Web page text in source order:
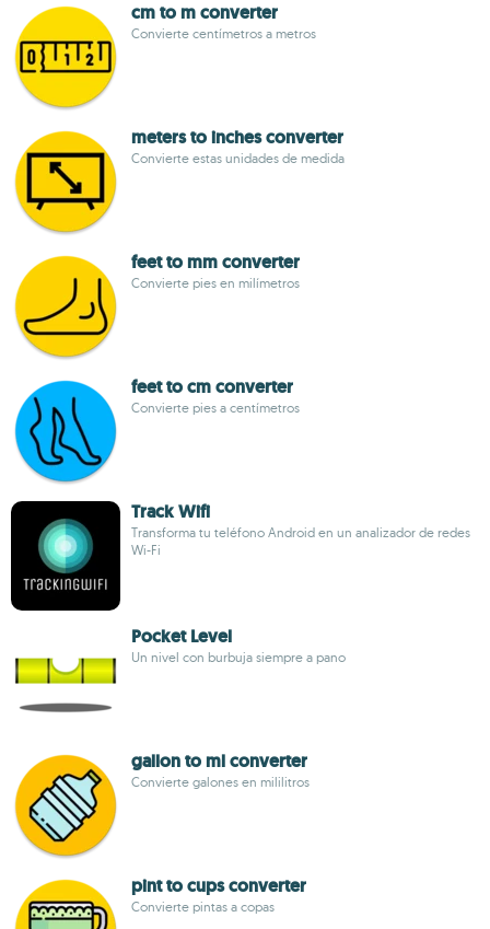
cm to m converter
Convierte centímetros a metros
meters to inches converter
Convierte estas unidades de medida
feet to mm converter
Convierte pies en milímetros
feet to cm converter
Convierte pies a centímetros
Track Wifi
Transforma tu teléfono Android en un analizador de redes
Wi-Fi
Pocket Level
Un nivel con burbuja siempre a pano
gallon to ml converter
Convierte galones en mililitros
pint to cups converter
Convierte pintas a copas